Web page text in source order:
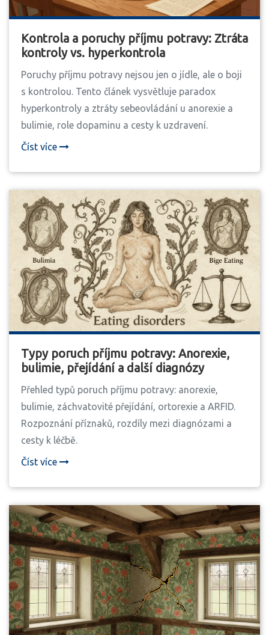
Kontrola a poruchy příjmu potravy: Ztráta
kontroly vs. hyperkontrola
Poruchy příjmu potravy nejsou jen o jídle, ale o boji
s kontrolou. Tento článek vysvětluje paradox
hyperkontroly a ztráty sebeovládání u anorexie a
bulimie, role dopaminu a cesty k uzdravení.
Číst více
Typy poruch příjmu potravy: Anorexie,
bulimie, přejídání a další diagnózy
Přehled typů poruch příjmu potravy: anorexie,
bulimie, záchvatovité přejídání, ortorexie a ARFID.
Rozpoznání příznaků, rozdíly mezi diagnózami a
cesty k léčbě.
Číst více